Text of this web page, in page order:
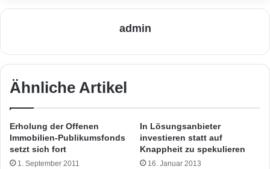
admin
Ähnliche Artikel
Erholung der Offenen
Immobilien-Publikumsfonds
setzt sich fort
1. September 2011
In Lösungsanbieter
investieren statt auf
Knappheit zu spekulieren
16. Januar 2013